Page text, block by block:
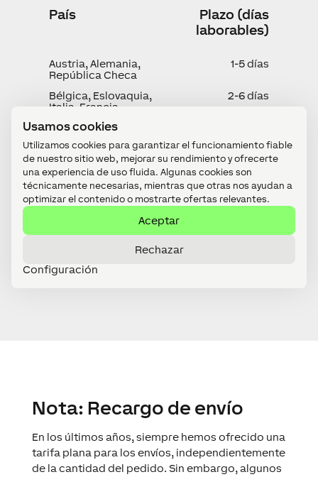
Usamos cookies
Utilizamos cookies para garantizar el funcionamiento fiable
de nuestro sitio web, mejorar su rendimiento y ofrecerte
una experiencia de uso fluida. Algunas cookies son
técnicamente necesarias, mientras que otras nos ayudan a
optimizar el contenido o mostrarte ofertas relevantes.
Aceptar
Rechazar
Configuración
País
Plazo (días
laborables)
Austria, Alemania,
República Checa
1-5 días
Bélgica, Eslovaquia,
Italia, Francia
2-6 días
Hungría
Inglaterra
1-2 días
España, Portugal,
Andorra
4-6 días
Otros países de la EU 2-10 días
Este plazo de entrega puede ser alterado
excepcionalmente ante problemas de stock. En
Nota: Recargo de envío
En los últimos años, siempre hemos ofrecido una
tarifa plana para los envíos, independientemente
de la cantidad del pedido. Sin embargo, algunos